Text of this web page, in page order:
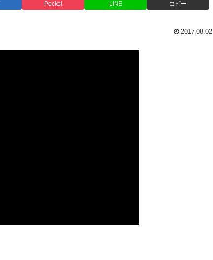
Pocket LINE コピー
2017.08.02